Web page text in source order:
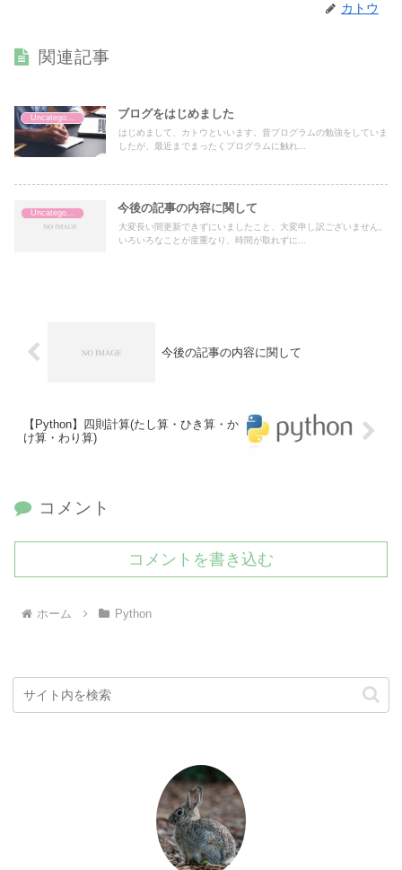
カトウ
関連記事
Uncategorized ブログをはじめました
はじめまして、カトウといいます。昔プログラムの勉強をしていま
したが、最近までまったくプログラムに触れ...
Uncategorized 今後の記事の内容に関して
大変長い間更新できずにいましたこと、大変申し訳ございません。
いろいろなことが度重なり、時間が取れずに...
今後の記事の内容に関して
【Python】四則計算(たし算・ひき算・か
け算・わり算)
コメント
コメントを書き込む
ホーム Python